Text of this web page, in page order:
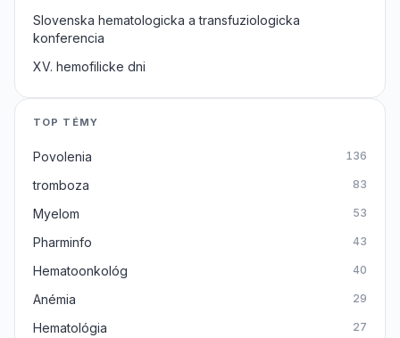
Slovenska hematologicka a transfuziologicka
konferencia
XV. hemofilicke dni
TOP TÉMY
Povolenia 136
tromboza 83
Myelom 53
Pharminfo 43
Hematoonkológ 40
Anémia 29
Hematológia 27